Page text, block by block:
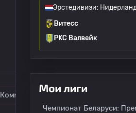
Комментарии
Эрстедивизи:
Витесс
РKC Валвейк
Мои лиги
Чемпионат Беларуси: